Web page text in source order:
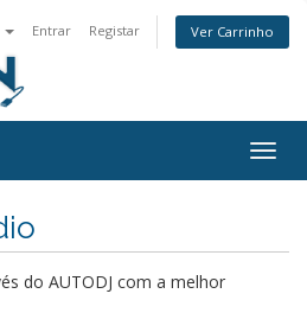
Entrar Registar Ver Carrinho
do AUTODJ com a melhor